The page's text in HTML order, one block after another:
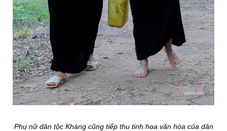
Phụ nữ dân tộc Kháng cũng tiếp thu tinh hoa văn hóa của dân